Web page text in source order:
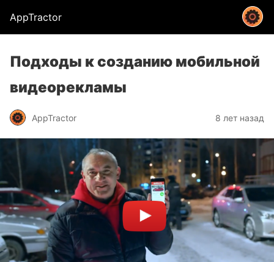
AppTractor
Подходы к созданию мобильной
видеорекламы
AppTractor 8 лет назад